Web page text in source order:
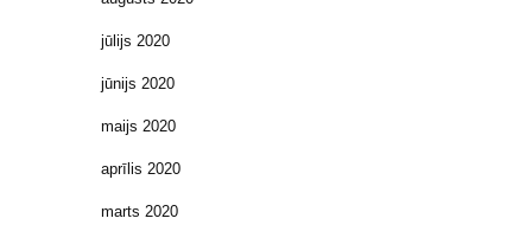
jūlijs 2020
jūnijs 2020
maijs 2020
aprīlis 2020
marts 2020